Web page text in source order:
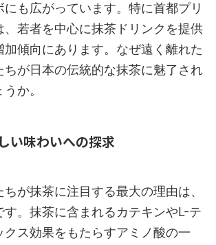
も広がっています。特に首都プリ
、若者を中心に抹茶ドリンクを提供
加傾向にあります。なぜ遠く離れた
ちが日本の伝統的な抹茶に魅了され
か。
い味わいへの探求
が抹茶に注目する最大の理由は、
す。抹茶に含まれるカテキンやL-テ
クス効果をもたらすアミノ酸の一